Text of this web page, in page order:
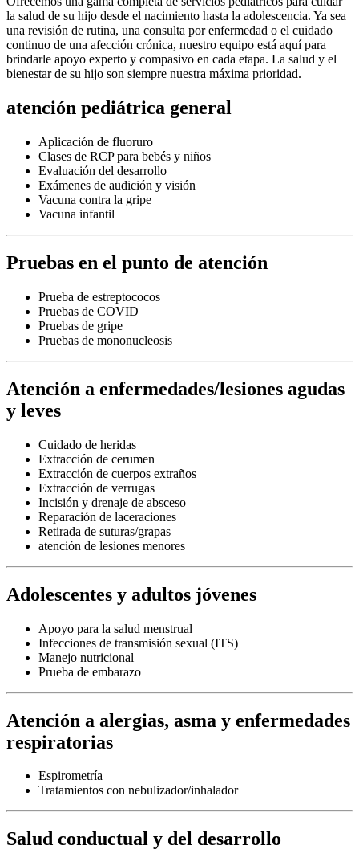
la salud de su hijo desde el nacimiento hasta la adolescencia. Ya sea
una revisión de rutina, una consulta por enfermedad o el cuidado
continuo de una afección crónica, nuestro equipo está aquí para
brindarle apoyo experto y compasivo en cada etapa. La salud y el
bienestar de su hijo son siempre nuestra máxima prioridad.
atención pediátrica general
Aplicación de fluoruro
Clases de RCP para bebés y niños
Evaluación del desarrollo
Exámenes de audición y visión
Vacuna contra la gripe
Vacuna infantil
Pruebas en el punto de atención
Prueba de estreptococos
Pruebas de COVID
Pruebas de gripe
Pruebas de mononucleosis
Atención a enfermedades/lesiones agudas
y leves
Cuidado de heridas
Extracción de cerumen
Extracción de cuerpos extraños
Extracción de verrugas
Incisión y drenaje de absceso
Reparación de laceraciones
Retirada de suturas/grapas
atención de lesiones menores
Adolescentes y adultos jóvenes
Apoyo para la salud menstrual
Infecciones de transmisión sexual (ITS)
Manejo nutricional
Prueba de embarazo
Atención a alergias, asma y enfermedades
respiratorias
Espirometría
Tratamientos con nebulizador/inhalador
Salud conductual y del desarrollo